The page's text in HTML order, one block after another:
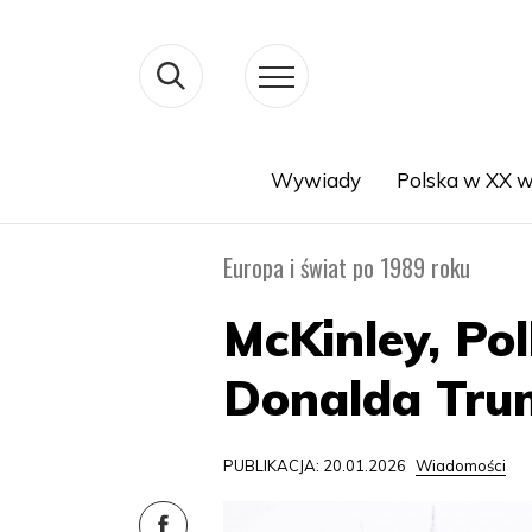
Wywiady Polska w XX
Europa i świat po 1989 roku
McKinley,
Donalda
PUBLIKACJA: 20.01.2026 Wiadomości